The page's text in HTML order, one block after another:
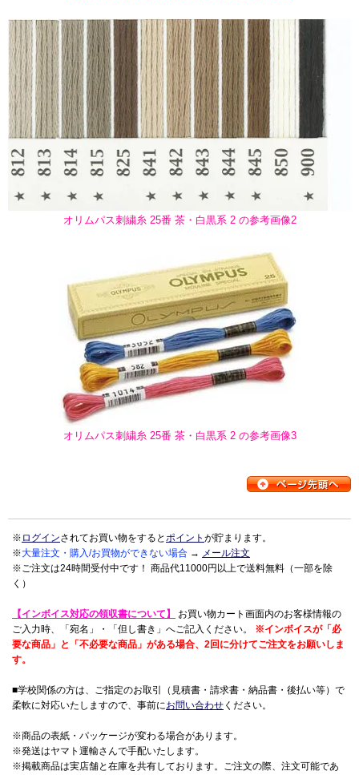
オリムパス刺繍糸 25番 茶・白黒系 2 の参考画像2
オリムパス刺繍糸 25番 茶・白黒系 2 の参考画像3
※ ログインされてお買い物をするとポイント が貯まります。
※大量注文・購入/お買物ができない場合 → メール注文
※ご注文は24時間受付中です！ 商品代11000円以上で送料無料（一部を除
く）
【インボイス対応の領収書について】
お買い物カート画面内のお客様情報の
ご入力時、「宛名」・「但し書き」へご記入ください。 ※インボイスが「必
要な商品」と「不必要な商品」がある場合、2回に分けてご注文をお願いしま
す。
■学校関係の方は、ご指定のお取引（見積書・請求書・納品書・後払い等）で
柔軟に対応いたしますので、事前にお問い合わせ ください。
※商品の表紙・パッケージが変わる場合があります。
※発送はヤマト運輸さんで手配いたします。
※掲載商品は実店舗と在庫を共有しております。ご注文の際、注文可能であ